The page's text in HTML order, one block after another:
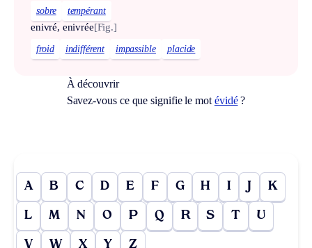
sobre tempérant
enivré, enivrée[Fig.]
froid indifférent impassible placide
À découvrir
Savez-vous ce que signifie le mot évidé?
A B C D E F G H I J K
L M N O P Q R S T U
V W X Y Z